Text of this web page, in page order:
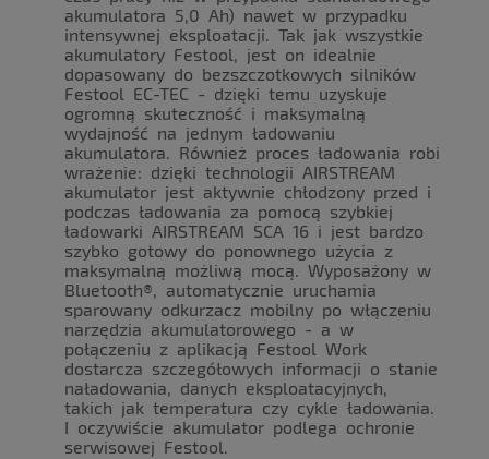
akumulatora 5,0 Ah) nawet w przypadku
intensywnej eksploatacji. Tak jak wszystkie
akumulatory Festool, jest on idealnie
dopasowany do bezszczotkowych silników
Festool EC-TEC - dzięki temu uzyskuje
ogromną skuteczność i maksymalną
wydajność na jednym ładowaniu
akumulatora. Również proces ładowania robi
wrażenie: dzięki technologii AIRSTREAM
akumulator jest aktywnie chłodzony przed i
podczas ładowania za pomocą szybkiej
ładowarki AIRSTREAM SCA 16 i jest bardzo
szybko gotowy do ponownego użycia z
maksymalną możliwą mocą. Wyposażony w
Bluetooth®, automatycznie uruchamia
sparowany odkurzacz mobilny po włączeniu
narzędzia akumulatorowego - a w
połączeniu z aplikacją Festool Work
dostarcza szczegółowych informacji o stanie
naładowania, danych eksploatacyjnych,
takich jak temperatura czy cykle ładowania.
I oczywiście akumulator podlega ochronie
serwisowej Festool.